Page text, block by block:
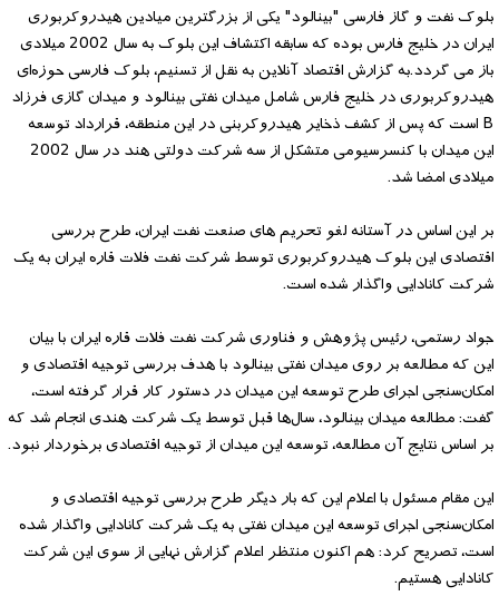
بلوک نفت و گاز فارسی "بینالود" یکی از بزرگترین میادین هیدروکربوری
ایران در خلیج فارس بوده که سابقه اکتشاف این بلوک به سال 2002 میلادی
باز می گردد.به گزارش اقتصاد آنلاین به نقل از تسنیم، بلوک فارسی حوزه‌ای
هیدروکربوری در خلیج فارس شامل میدان نفتی بینالود و میدان گازی فرزاد
B است که پس از کشف ذخایر هیدروکربنی در این منطقه، قرارداد توسعه
این میدان با کنسرسیومی متشکل از سه شرکت دولتی هند در سال 2002
میلادی امضا شد.
بر این اساس در آستانه لغو تحریم های صنعت نفت ایران، طرح بررسی
اقتصادی این بلوک هیدروکربوری توسط شرکت نفت فلات قاره ایران به یک
شرکت کانادایی واگذار شده است.
جواد رستمی، رئیس پژوهش و فناوری شرکت نفت فلات قاره ایران با بیان
این که مطالعه بر روی میدان نفتی بینالود با هدف بررسی توجیه اقتصادی و
امکان‌سنجی اجرای طرح توسعه این میدان در دستور کار قرار گرفته است،
گفت: مطالعه میدان بینالود، سال‌ها قبل توسط یک شرکت هندی انجام شد که
بر اساس نتایج آن مطالعه، توسعه این میدان از توجیه اقتصادی برخوردار نبود.
این مقام مسئول با اعلام این که بار دیگر طرح بررسی توجیه اقتصادی و
امکان‌سنجی اجرای توسعه این میدان نفتی به یک شرکت کانادایی واگذار شده
است، تصریح کرد: هم اکنون منتظر اعلام گزارش نهایی از سوی این شرکت
کانادایی هستیم.